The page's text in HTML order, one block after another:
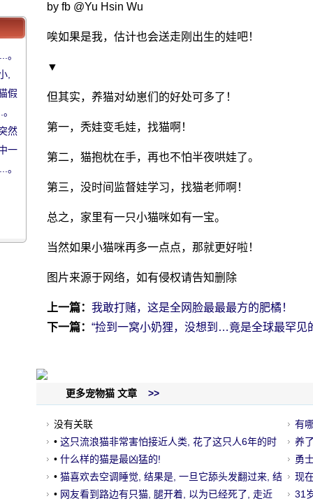
by fb @Yu Hsin Wu
唉如果是我，估计也会送走刚出生的娃吧！
▼
但其实，养猫对幼崽们的好处可多了！
第一，秃娃变毛娃，找猫啊！
第二，猫抱枕在手，再也不怕半夜哄娃了。
第三，没时间监督娃学习，找猫老师啊！
总之，家里有一只小猫咪如有一宝。
当然如果小猫咪再多一点点，那就更好啦！
图片来源于网络，如有侵权请告知删除
上一篇： 我敢打赌，这是全网脸最最最方的肥橘！
下一篇： “捡到一窝小奶狸，没想到…竟是全球最罕见
更多宠物猫 文章 >>
有
养
的
勇
它
现
的
31
没有关联
• 这只流浪猫非常害怕接近人类, 花了这只人6年的时
间
• 什么样的猫是最凶猛的!
• 猫喜欢去空调睡觉, 结果是, 一旦它舔头发翻过来, 结
果..。
• 网友看到路边有只猫, 腿开着, 以为已经死了, 走近
。
,
假
然
一
。